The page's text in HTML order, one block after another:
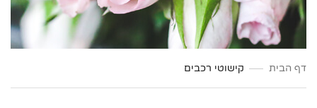
דף הבית קישוטי רכבים